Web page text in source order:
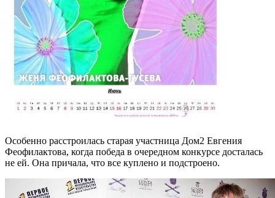
Особенно расстроилась старая участница Дом2 Евгения
Феофилактова, когда победа в очередном конкурсе досталась
не ей. Она причала, что все куплено и подстроено.